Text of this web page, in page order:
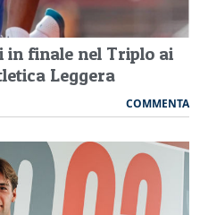
in finale nel Triplo ai
Leggera
COMMENTA